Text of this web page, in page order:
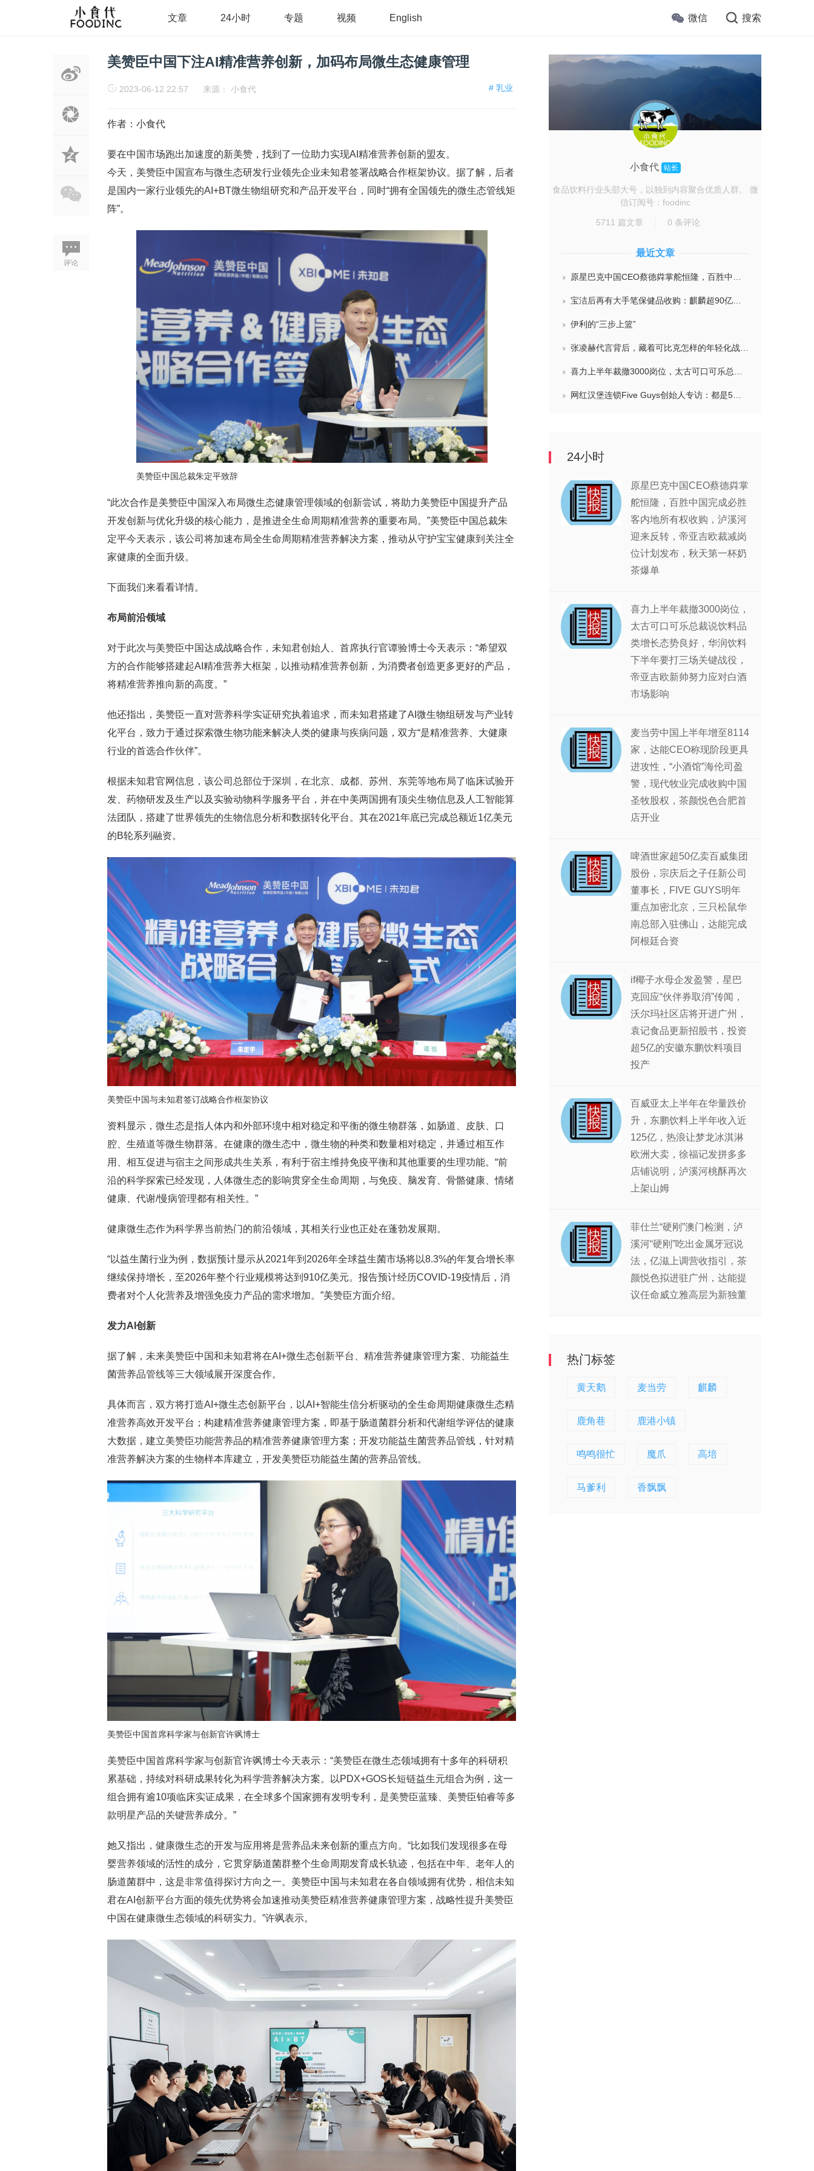
文章 24小时 专题 视频 English 微信 搜索
评论
美赞臣中国下注AI精准营养创新，加码布局微生态健康管理
# 乳业
2023-06-12 22:57 来源： 小食代
作者：小食代
要在中国市场跑出加速度的新美赞，找到了一位助力实现AI精准营养创新的盟友。
今天，美赞臣中国宣布与微生态研发行业领先企业未知君签署战略合作框架协议。据了解，后者
是国内一家行业领先的AI+BT微生物组研究和产品开发平台，同时“拥有全国领先的微生态管线矩
阵”。
美赞臣中国总裁朱定平致辞
“此次合作是美赞臣中国深入布局微生态健康管理领域的创新尝试，将助力美赞臣中国提升产品
开发创新与优化升级的核心能力，是推进全生命周期精准营养的重要布局。”美赞臣中国总裁朱
定平今天表示，该公司将加速布局全生命周期精准营养解决方案，推动从守护宝宝健康到关注全
家健康的全面升级。
下面我们来看看详情。
布局前沿领域
对于此次与美赞臣中国达成战略合作，未知君创始人、首席执行官谭验博士今天表示：“希望双
方的合作能够搭建起AI精准营养大框架，以推动精准营养创新，为消费者创造更多更好的产品，
将精准营养推向新的高度。”
他还指出，美赞臣一直对营养科学实证研究执着追求，而未知君搭建了AI微生物组研发与产业转
化平台，致力于通过探索微生物功能来解决人类的健康与疾病问题，双方“是精准营养、大健康
行业的首选合作伙伴”。
根据未知君官网信息，该公司总部位于深圳，在北京、成都、苏州、东莞等地布局了临床试验开
发、药物研发及生产以及实验动物科学服务平台，并在中美两国拥有顶尖生物信息及人工智能算
法团队，搭建了世界领先的生物信息分析和数据转化平台。其在2021年底已完成总额近1亿美元
的B轮系列融资。
美赞臣中国与未知君签订战略合作框架协议
资料显示，微生态是指人体内和外部环境中相对稳定和平衡的微生物群落，如肠道、皮肤、口
腔、生殖道等微生物群落。在健康的微生态中，微生物的种类和数量相对稳定，并通过相互作
用、相互促进与宿主之间形成共生关系，有利于宿主维持免疫平衡和其他重要的生理功能。“前
沿的科学探索已经发现，人体微生态的影响贯穿全生命周期，与免疫、脑发育、骨骼健康、情绪
健康、代谢/慢病管理都有相关性。”
健康微生态作为科学界当前热门的前沿领域，其相关行业也正处在蓬勃发展期。
“以益生菌行业为例，数据预计显示从2021年到2026年全球益生菌市场将以8.3%的年复合增长率
继续保持增长，至2026年整个行业规模将达到910亿美元。报告预计经历COVID-19疫情后，消
费者对个人化营养及增强免疫力产品的需求增加。”美赞臣方面介绍。
发力AI创新
据了解，未来美赞臣中国和未知君将在AI+微生态创新平台、精准营养健康管理方案、功能益生
菌营养品管线等三大领域展开深度合作。
具体而言，双方将打造AI+微生态创新平台，以AI+智能生信分析驱动的全生命周期健康微生态精
准营养高效开发平台；构建精准营养健康管理方案，即基于肠道菌群分析和代谢组学评估的健康
大数据，建立美赞臣功能营养品的精准营养健康管理方案；开发功能益生菌营养品管线，针对精
准营养解决方案的生物样本库建立，开发美赞臣功能益生菌的营养品管线。
美赞臣中国首席科学家与创新官许飒博士
美赞臣中国首席科学家与创新官许飒博士今天表示：“美赞臣在微生态领域拥有十多年的科研积
累基础，持续对科研成果转化为科学营养解决方案。以PDX+GOS长短链益生元组合为例，这一
组合拥有逾10项临床实证成果，在全球多个国家拥有发明专利，是美赞臣蓝臻、美赞臣铂睿等多
款明星产品的关键营养成分。”
她又指出，健康微生态的开发与应用将是营养品未来创新的重点方向。“比如我们发现很多在母
婴营养领域的活性的成分，它贯穿肠道菌群整个生命周期发育成长轨迹，包括在中年、老年人的
肠道菌群中，这是非常值得探讨方向之一。美赞臣中国与未知君在各自领域拥有优势，相信未知
君在AI创新平台方面的领先优势将会加速推动美赞臣精准营养健康管理方案，战略性提升美赞臣
中国在健康微生态领域的科研实力。”许飒表示。
小食代 站长
食品饮料行业头部大号，以独到内容聚合优质人群。 微
信订阅号：foodinc
5711 篇文章 0 条评论
最近文章
原星巴克中国CEO蔡德粦掌舵恒隆，百胜中国完成必胜客内地所有权收购，泸溪河迎来反转，帝亚吉欧裁减岗位计划发布，秋天第一杯奶茶爆单
宝洁后再有大手笔保健品收购：麒麟超90亿拿下健美生，在华已入驻山姆和开市客等多渠道，为何超300亿资本一周内“疯抢”VMS？
伊利的“三步上篮”
张凌赫代言背后，藏着可比克怎样的年轻化战略？
喜力上半年裁撤3000岗位，太古可口可乐总裁说饮料品类增长态势良好，华润饮料下半年要打三场关键战役，帝亚吉欧新帅努力应对白酒市场影响
网红汉堡连锁Five Guys创始人专访：都是5个儿子和妻子在打理，绝不会与麦当劳正面竞争，要公司上市或卖盘的建议不时出现
24小时
原星巴克中国CEO蔡德粦掌
舵恒隆，百胜中国完成必胜
客内地所有权收购，泸溪河
迎来反转，帝亚吉欧裁减岗
位计划发布，秋天第一杯奶
茶爆单
喜力上半年裁撤3000岗位，
太古可口可乐总裁说饮料品
类增长态势良好，华润饮料
下半年要打三场关键战役，
帝亚吉欧新帅努力应对白酒
市场影响
麦当劳中国上半年增至8114
家，达能CEO称现阶段更具
进攻性，“小酒馆”海伦司盈
警，现代牧业完成收购中国
圣牧股权，茶颜悦色合肥首
店开业
啤酒世家超50亿卖百威集团
股份，宗庆后之子任新公司
董事长，FIVE GUYS明年
重点加密北京，三只松鼠华
南总部入驻佛山，达能完成
阿根廷合资
if椰子水母企发盈警，星巴
克回应“伙伴券取消”传闻，
沃尔玛社区店将开进广州，
袁记食品更新招股书，投资
超5亿的安徽东鹏饮料项目
投产
百威亚太上半年在华量跌价
升，东鹏饮料上半年收入近
125亿，热浪让梦龙冰淇淋
欧洲大卖，徐福记发拼多多
店铺说明，泸溪河桃酥再次
上架山姆
菲仕兰“硬刚”澳门检测，泸
溪河“硬刚”吃出金属牙冠说
法，亿滋上调营收指引，茶
颜悦色拟进驻广州，达能提
议任命威立雅高层为新独董
热门标签
黄天鹅 麦当劳 麒麟
鹿角巷 鹿港小镇
鸣鸣很忙 魔爪 高培
马爹利 香飘飘